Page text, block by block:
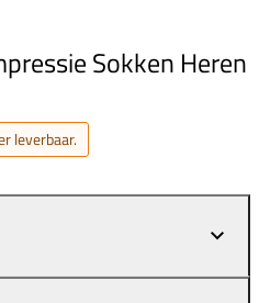
Sokken Heren
leverbaar.